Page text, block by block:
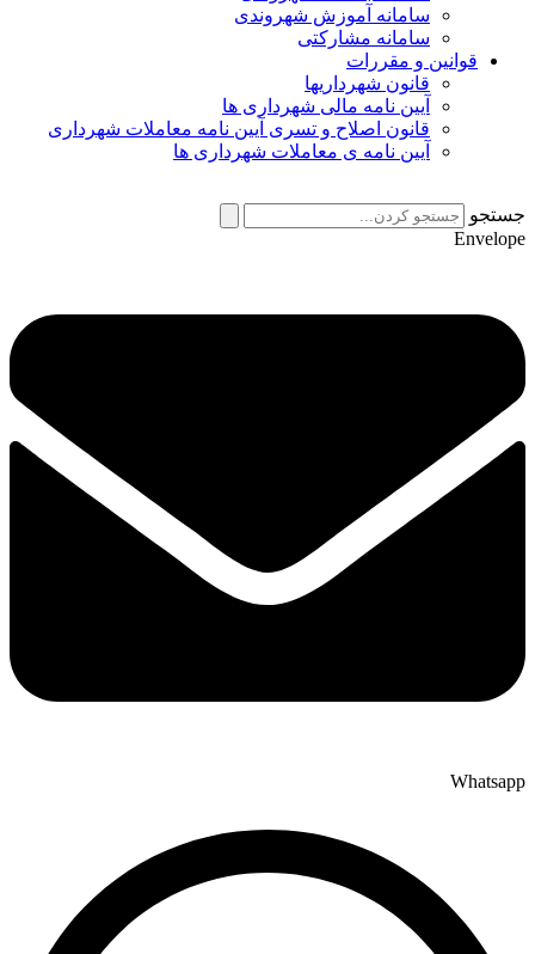
سامانه آموزش شهروندی
سامانه مشارکتی
قوانین و مقررات
قانون شهرداریها
آیین نامه مالی شهرداری ها
قانون اصلاح و تسری آیین نامه معاملات شهرداری
آیین نامه ی معاملات شهرداری ها
جستجو
Envelope
Whatsapp